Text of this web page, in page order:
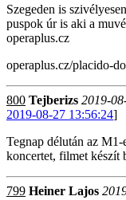
Szegeden is
puspok úr is aki a
operaplus.cz
operaplus.cz/placido-
800 Tejberizs 2019-
2019-08-27 13:56:24]
Tegnap délután az
koncertet, filmet készít
799 Heiner Lajos